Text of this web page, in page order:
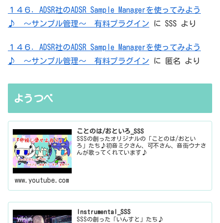
１４６．ADSR社のADSR Sample Managerを使ってみよう
♪ ～サンプル管理～ 有料プラグイン に SSS より
１４６．ADSR社のADSR Sample Managerを使ってみよう
♪ ～サンプル管理～ 有料プラグイン に 匿名 より
ようつべ
ことのは/おといろ_SSS
SSSの創ったオリジナルの「ことのは/おとい
ろ」たち♪初音ミクさん、可不さん、音街ウナさ
んが歌ってくれています♪
www.youtube.com
Instrumental_SSS
SSSの創った「いんすと」たち♪